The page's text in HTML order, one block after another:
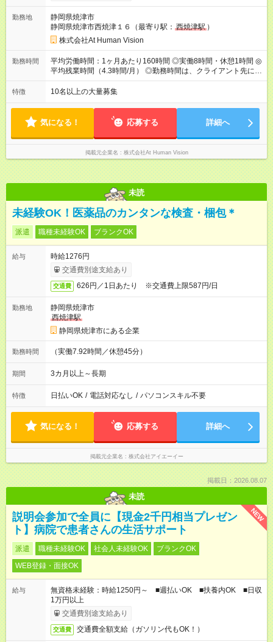
（固定残業代 24，000円） 賞与：年２回 （業績連動型） 昇
給：年２回（3月、9月) 試用期間：6ヶ月 ※上記額にはみなし残
業代（月15時間分）が含まれた 金額になります。超過分は追加
で全額支給。 【頑張りを給与・キャリアに還元します】 年に2
回⼈事評価があり等級が決まります。 等級に合わせた給与設定
のため、若い内からでも頑張り次第で給与アップが叶います。
（⽉給34～45万円）→課⻑（⽉給36～48万円）→部⻑（⽉給40
～58万円） 【試用期間】試用期間あり 試用期間の長さ：6ヶ月
※ 雇用形態と給与に、本採用時と異なる部分があります。 雇用
形態：本採用時と同じです。 給与：月給 211,000円 ～ 330,000
円 上記額にはみなし残業代を含みます。※超過分は全額支給い
たします。 みなし残業代 22,000円 ～ 34,000円／月 みなし残業
勤務地
静岡県焼津市
静岡県焼津市西焼津１６（最寄り駅： 西焼津駅 ）
株式会社At Human Vision
勤務時間
平均労働時間：1ヶ月あたり160時間 ◎実働8時間・休憩1時間 ◎
平均残業時間（4.3時間/月） ◎勤務時間は、クライアント先に
より異なります。 ※＜シフト例＞ 10:00～19:00／11:00～
20:00 平均労働時間：1ヶ月あたり160時間 ◎実働8時間・休憩1
先に より異なります。 ※＜シフト例＞ 10:00～19:00／11:00
～20:00
特徴 10名以上の大量募集
気になる！ 応募する 詳細へ
掲載元企業名 株式会社At Human Vision
未読
未経験OK！医薬品のカンタンな検査・梱包＊
派遣 職種未経験OK ブランクOK
給与
時給1276円
交通費別途支給あり
交通費 626円／1日あたり ※交通費上限587円/日
勤務地
静岡県焼津市
西焼津駅
静岡県焼津市にある企業
勤務時間 （実働7.92時間／休憩45分）
期間 3カ月以上～長期
特徴 日払いOK / 電話対応なし / パソコンスキル不要
気になる！ 応募する 詳細へ
掲載元企業名 株式会社アイエーイー
掲載日：2026.08.07
未読
NEW
説明会参加で全員に【現金2千円相当プレゼン
ト】病院で患者さんの生活サポート
派遣 職種未経験OK 社会人未経験OK
ブランクOK
WEB登録・面接OK
給与
無資格未経験：時給1250円～ ■週払いOK ■扶養内OK ■日収
1万円以上
交通費別途支給あり
交通費 交通費全額支給（ガソリン代もOK！）